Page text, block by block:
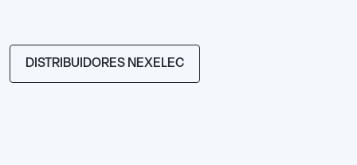
DISTRIBUIDORES NEXELEC